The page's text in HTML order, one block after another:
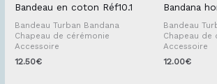
Bandeau en coton Réf10.1
Bandeau Turban Bandana
Chapeau de cérémonie
Accessoire
12.50€
Bandana
Bandeau
Chapeau de
Accessoire
12.00€